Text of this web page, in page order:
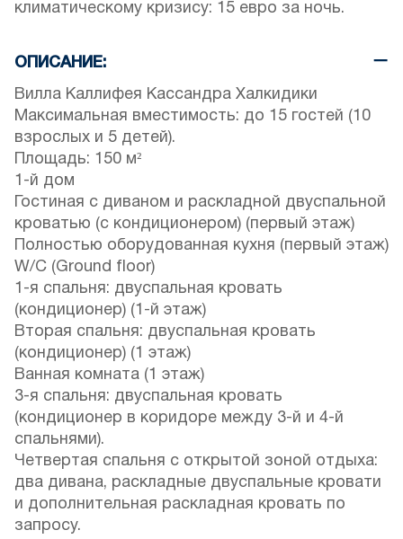
климатическому кризису: 15 евро за ночь.
ОПИСАНИЕ:
Вилла Каллифея Кассандра Халкидики
Максимальная вместимость: до 15 гостей (10
взрослых и 5 детей).
Площадь: 150 м²
1-й дом
Гостиная с диваном и раскладной двуспальной
кроватью (с кондиционером) (первый этаж)
Полностью оборудованная кухня (первый этаж)
W/C (Ground floor)
1-я спальня: двуспальная кровать
(кондиционер) (1-й этаж)
Вторая спальня: двуспальная кровать
(кондиционер) (1 этаж)
Ванная комната (1 этаж)
3-я спальня: двуспальная кровать
(кондиционер в коридоре между 3-й и 4-й
спальнями).
Четвертая спальня с открытой зоной отдыха:
два дивана, раскладные двуспальные кровати
и дополнительная раскладная кровать по
запросу.